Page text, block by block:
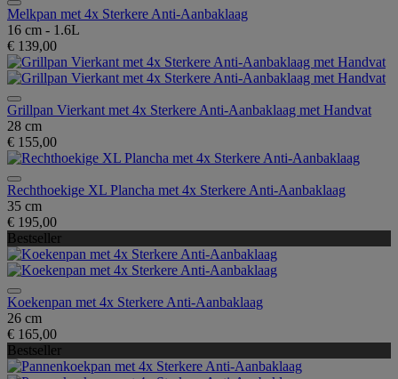
Melkpan met 4x Sterkere Anti-Aanbaklaag
16 cm - 1.6L
€ 139,00
Grillpan Vierkant met 4x Sterkere Anti-Aanbaklaag met Handvat
28 cm
€ 155,00
Rechthoekige XL Plancha met 4x Sterkere Anti-Aanbaklaag
35 cm
€ 195,00
Bestseller
Koekenpan met 4x Sterkere Anti-Aanbaklaag
26 cm
€ 165,00
Bestseller